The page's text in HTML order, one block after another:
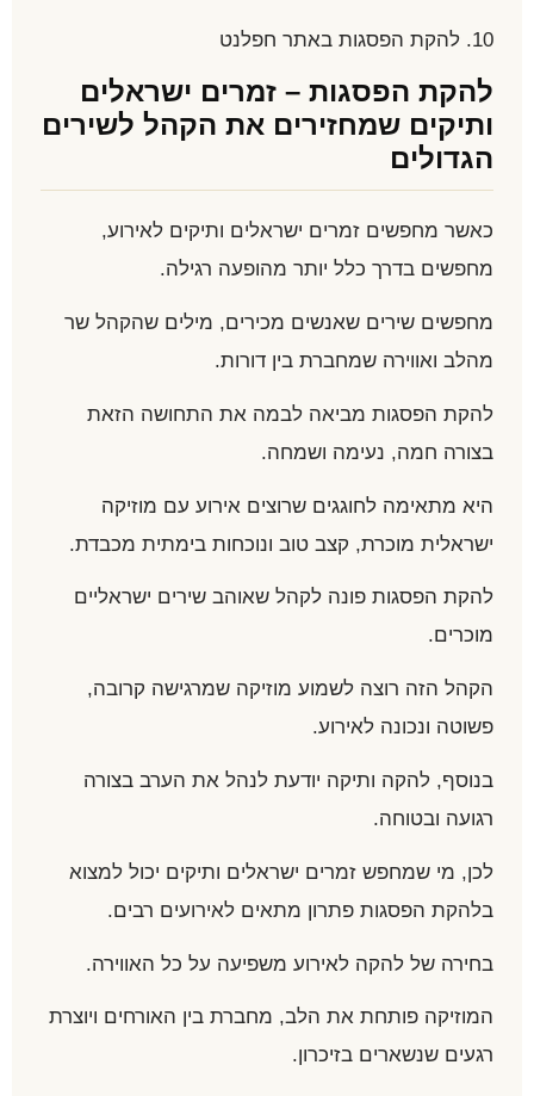
10. להקת הפסגות באתר חפלנט
להקת הפסגות – זמרים ישראלים
ותיקים שמחזירים את הקהל לשירים
הגדולים
כאשר מחפשים זמרים ישראלים ותיקים לאירוע,
מחפשים בדרך כלל יותר מהופעה רגילה.
מחפשים שירים שאנשים מכירים, מילים שהקהל שר
מהלב ואווירה שמחברת בין דורות.
להקת הפסגות מביאה לבמה את התחושה הזאת
בצורה חמה, נעימה ושמחה.
היא מתאימה לחוגגים שרוצים אירוע עם מוזיקה
ישראלית מוכרת, קצב טוב ונוכחות בימתית מכבדת.
להקת הפסגות פונה לקהל שאוהב שירים ישראליים
מוכרים.
הקהל הזה רוצה לשמוע מוזיקה שמרגישה קרובה,
פשוטה ונכונה לאירוע.
בנוסף, להקה ותיקה יודעת לנהל את הערב בצורה
רגועה ובטוחה.
לכן, מי שמחפש זמרים ישראלים ותיקים יכול למצוא
בלהקת הפסגות פתרון מתאים לאירועים רבים.
בחירה של להקה לאירוע משפיעה על כל האווירה.
המוזיקה פותחת את הלב, מחברת בין האורחים ויוצרת
רגעים שנשארים בזיכרון.